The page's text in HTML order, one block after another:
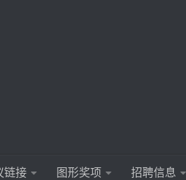
链接 图形奖项 招聘信息